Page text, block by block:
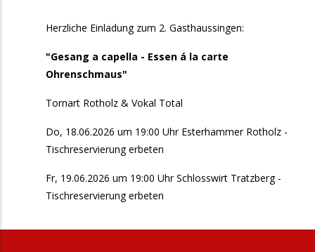
Herzliche Einladung zum 2. Gasthaussingen:
"Gesang a capella - Essen á la carte
Ohrenschmaus"
Tornart Rotholz & Vokal Total
Do, 18.06.2026 um 19:00 Uhr Esterhammer Rotholz -
Tischreservierung erbeten
Fr, 19.06.2026 um 19:00 Uhr Schlosswirt Tratzberg -
Tischreservierung erbeten